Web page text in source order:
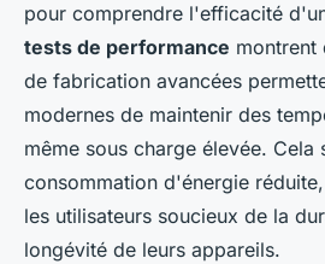
pour comprendre l'efficacité
tests de performance montrent
de fabrication avancées
modernes de maintenir des
même sous charge élevée. Cela
consommation d'énergie
les utilisateurs soucieux de la
longévité de leurs appareils.